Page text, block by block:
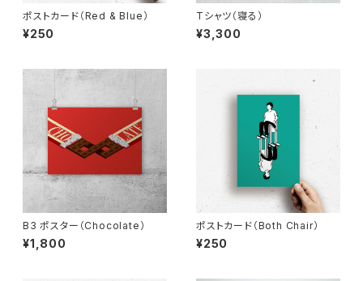
ポストカード（Red & Blue）
¥250
Tシャツ（寝る）
¥3,300
B3 ポスター（Chocolate）
¥1,800
ポストカード（Both Chair）
¥250